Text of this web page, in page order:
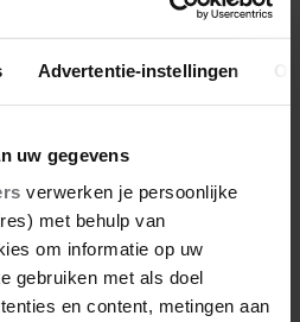
Advertentie-instellingen
uw gegevens
verwerken je persoonlijke
met behulp van
om informatie op uw
gebruiken met als doel
en content, metingen aan